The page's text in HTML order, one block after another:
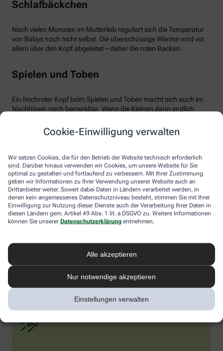
Cookie-Einwilligung verwalten
Wir setzen Cookies, die für den Betrieb der Website technisch erforderlich
sind. Darüber hinaus verwenden wir Cookies, um unsere Website für Sie
optimal zu gestalten und fortlaufend zu verbessern. Mit Ihrer Zustimmung
geben wir Informationen zu Ihrer Verwendung unserer Website auch an
Drittanbieter weiter. Soweit dabei Daten in Ländern verarbeitet werden, in
denen kein angemessenes Datenschutzniveau besteht, stimmen Sie mit Ihrer
Einwilligung zur Nutzung dieser Dienste auch der Verarbeitung Ihrer Daten in
diesen Ländern gem. Artikel 49 Abs. 1 lit. a DSGVO zu. Weitere Informationen
können Sie unserer Datenschutzerklärung entnehmen.
Alle akzeptieren
Nur notwendige akzeptieren
Einstellungen verwalten
Schlafbäckchen
Nach vielen Monaten im Mutterleib reguliert sich die Temperatur
von Babys noch nicht selbst. Die überschüssige Wärme wird vor
allem über den Kopf abgeleitet – daher die roten Backen.
Spielen und Toben
Ein hochroter Kopf beim Spielen und Toben macht sich auch im
Nachhinein noch bemerkbar. Wenn die Kleinen dann endlich
bemerkbar an den warmen roten Wangen. Übrigens kann auch
eine Überhitzung im Kinder- oder Spielzimmer zu hochroten
Zahnen
Kein Grund zur Sorge besteht, wenn das Baby zahnt. Erhöhte
Temperatur ist dann ganz normal, ebenso wie die damit
einhergehenden roten Bäckchen. Babys können dann weinerlich
werden und auffällig viel speicheln. Sie reiben häufig an ihrem
die Finger gerät. Rote Backen beim Baby oder Kleinkind sind also
häufig verbreitet, in den meisten Fällen besteht aber kein Grund
zur Sorge. Wenn Sie sich unsicher sind, was die Ursache betrifft,
sollten Sie Ihren Kinderarzt konsultieren.